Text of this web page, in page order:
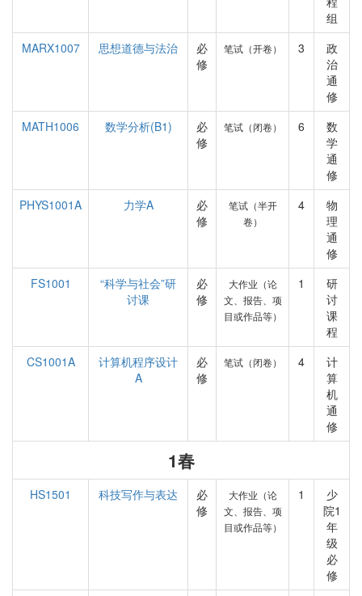
组
MARX1007
思想道德与法治
必
修
笔试（开卷） 3
政
治
通
修
MATH1006
数学分析(B1)
必
修
笔试（闭卷） 6
数
学
通
修
PHYS1001A
力学A
必
修
笔试（半开
卷）
4
物
理
通
修
FS1001
“科学与社会”研
讨课
必
修
大作业（论
文、报告、项
目或作品等）
1
研
讨
课
程
CS1001A
计算机程序设计
A
必
修
笔试（闭卷） 4
计
算
机
通
修
1春
HS1501 科技写作与表达
必
修
大作业（论
文、报告、项
目或作品等）
1
少
院1
年
级
必
修